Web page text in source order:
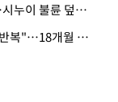
· "남의 가정사 끼어들지 마"…시누이 불륜 덮으려는 남편에 억울한 아내
· "현관문 걷어차고 욕설 녹음 반복"…18개월 아기 키우는 집 뒤흔든 '앞집의 비극'